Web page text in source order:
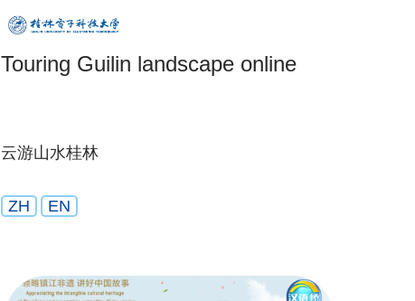
Touring Guilin landscape online
云游山水桂林
ZH EN